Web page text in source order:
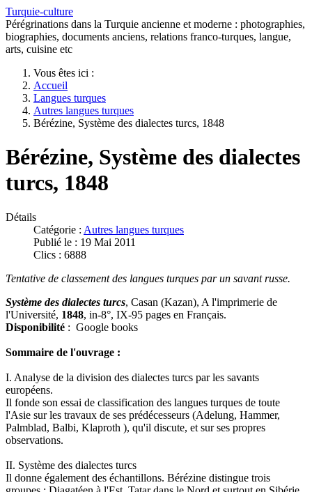
Turquie-culture
Pérégrinations dans la Turquie ancienne et moderne : photographies,
biographies, documents anciens, relations franco-turques, langue,
arts, cuisine etc
Vous êtes ici :
Accueil
Langues turques
Autres langues turques
Bérézine, Système des dialectes turcs, 1848
Bérézine, Système des dialectes
turcs, 1848
Détails
Catégorie : Autres langues turques
Publié le : 19 Mai 2011
Clics : 6888
Tentative de classement des langues turques par un savant russe.
Système des dialectes turcs, Casan (Kazan), A l'imprimerie de
l'Université, 1848, in-8°, IX-95 pages en Français.
Disponibilité : Google books
Sommaire de l'ouvrage :
I. Analyse de la division des dialectes turcs par les savants
européens.
Il fonde son essai de classification des langues turques de toute
l'Asie sur les travaux de ses prédécesseurs (Adelung, Hammer,
Palmblad, Balbi, Klaproth ), qu'il discute, et sur ses propres
observations.
II. Système des dialectes turcs
Il donne également des échantillons. Bérézine distingue trois